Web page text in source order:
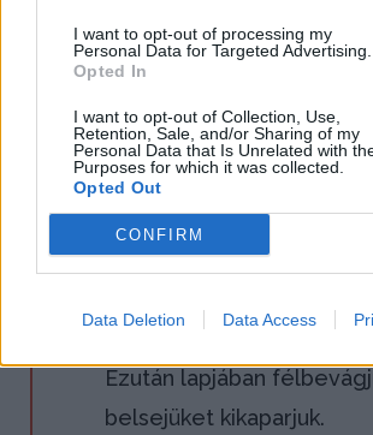
I want to opt-out of processing my
Personal Data for Targeted Advertising.
Opted In
I want to opt-out of Collection, Use,
Retention, Sale, and/or Sharing of my
Personal Data that Is Unrelated with
Purposes for which it was collected.
Opted Out
CONFIRM
Data Deletion Data Access
áztatjuk, jól kifacsarjuk,
hússal és a tojással
2.
Az újhagymát
aprítjuk, a húsos
megsózzuk,
evőkanálnyi fölaprított
Ezután lapjában
belsejüket kikaparjuk.